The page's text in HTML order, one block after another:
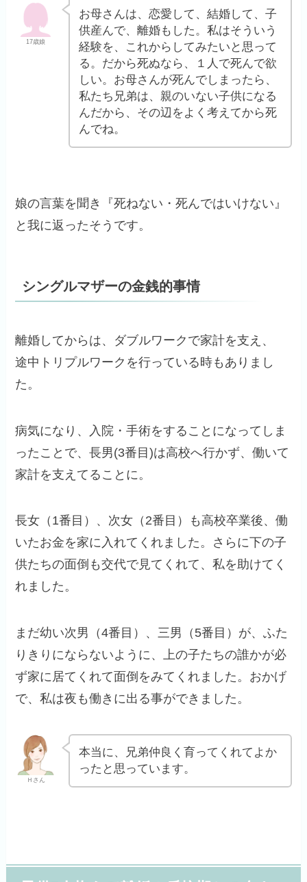
17歳娘
お母さんは、恋愛して、結婚して、子
供産んで、離婚もした。私はそういう
経験を、これからしてみたいと思って
る。だから死ぬなら、１人で死んで欲
しい。お母さんが死んでしまったら、
私たち兄弟は、親のいない子供になる
んだから、その辺をよく考えてから死
んでね。
娘の言葉を聞き『死ねない・死んではいけない』
と我に返ったそうです。
シングルマザーの金銭的事情
離婚してからは、ダブルワークで家計を支え、
途中トリプルワークを行っている時もありまし
た。
病気になり、入院・手術をすることになってしま
ったことで、長男(3番目)は高校へ行かず、働いて
家計を支えてることに。
長女（1番目）、次女（2番目）も高校卒業後、働
いたお金を家に入れてくれました。さらに下の子
供たちの面倒も交代で見てくれて、私を助けてく
れました。
まだ幼い次男（4番目）、三男（5番目）が、ふた
りきりにならないように、上の子たちの誰かが必
ず家に居てくれて面倒をみてくれました。おかげ
で、私は夜も働きに出る事ができました。
Ｈさん
本当に、兄弟仲良く育ってくれてよか
ったと思っています。